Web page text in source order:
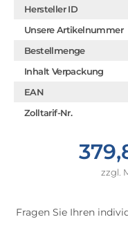
Hersteller ID
Unsere Artikelnummer
Bestellmenge
Inhalt Verpackung
EAN
Zolltarif-Nr.
zzgl.
Fragen Sie Ihren